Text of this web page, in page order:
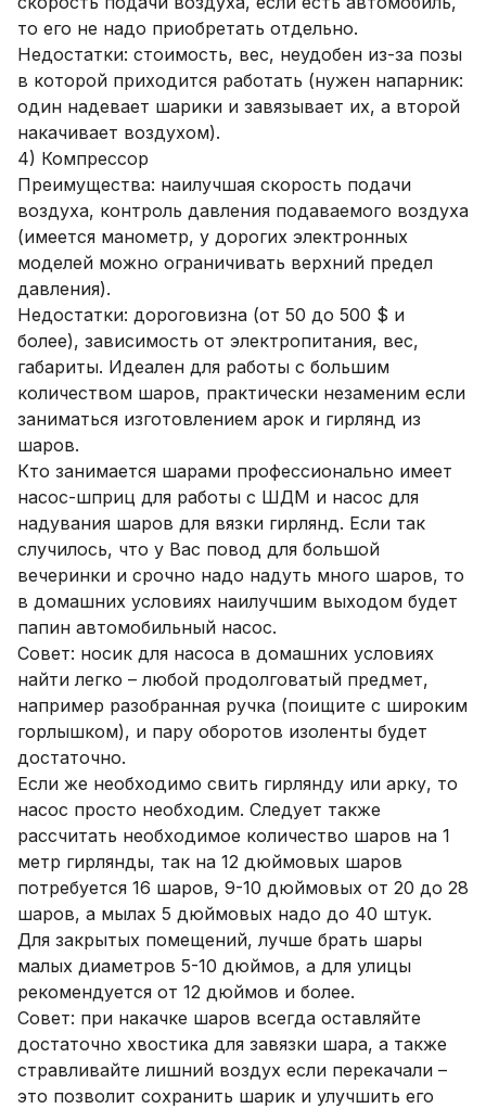
то его не надо приобретать отдельно.
Недостатки: стоимость, вес, неудобен из-за позы
в которой приходится работать (нужен напарник:
один надевает шарики и завязывает их, а второй
накачивает воздухом).
4) Компрессор
Преимущества: наилучшая скорость подачи
воздуха, контроль давления подаваемого воздуха
(имеется манометр, у дорогих электронных
моделей можно ограничивать верхний предел
давления).
Недостатки: дороговизна (от 50 до 500 $ и
более), зависимость от электропитания, вес,
габариты. Идеален для работы с большим
количеством шаров, практически незаменим если
заниматься изготовлением арок и гирлянд из
шаров.
Кто занимается шарами профессионально имеет
насос-шприц для работы с ШДМ и насос для
надувания шаров для вязки гирлянд. Если так
случилось, что у Вас повод для большой
вечеринки и срочно надо надуть много шаров, то
в домашних условиях наилучшим выходом будет
папин автомобильный насос.
Совет: носик для насоса в домашних условиях
найти легко – любой продолговатый предмет,
например разобранная ручка (поищите с широким
горлышком), и пару оборотов изоленты будет
достаточно.
Если же необходимо свить гирлянду или арку, то
насос просто необходим. Следует также
рассчитать необходимое количество шаров на 1
метр гирлянды, так на 12 дюймовых шаров
потребуется 16 шаров, 9-10 дюймовых от 20 до 28
шаров, а мылах 5 дюймовых надо до 40 штук.
Для закрытых помещений, лучше брать шары
малых диаметров 5-10 дюймов, а для улицы
рекомендуется от 12 дюймов и более.
Совет: при накачке шаров всегда оставляйте
достаточно хвостика для завязки шара, а также
стравливайте лишний воздух если перекачали –
это позволит сохранить шарик и улучшить его